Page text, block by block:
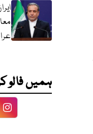
ہمیں فالو
Facebook